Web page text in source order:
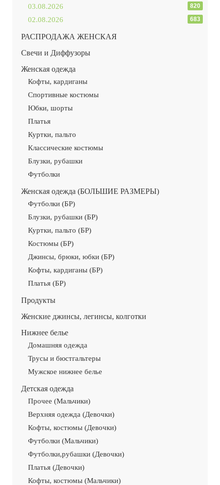
03.08.2026 820
02.08.2026 683
РАСПРОДАЖА ЖЕНСКАЯ
Свечи и Диффузоры
Женская одежда
Кофты, кардиганы
Спортивные костюмы
Юбки, шорты
Платья
Куртки, пальто
Классические костюмы
Блузки, рубашки
Футболки
Женская одежда (БОЛЬШИЕ РАЗМЕРЫ)
Футболки (БР)
Блузки, рубашки (БР)
Куртки, пальто (БР)
Костюмы (БР)
Джинсы, брюки, юбки (БР)
Кофты, кардиганы (БР)
Платья (БР)
Продукты
Женские джинсы, легинсы, колготки
Нижнее белье
Домашняя одежда
Трусы и бюстгальтеры
Мужское нижнее белье
Детская одежда
Прочее (Мальчики)
Верхняя одежда (Девочки)
Кофты, костюмы (Девочки)
Футболки (Мальчики)
Футболки,рубашки (Девочки)
Платья (Девочки)
Кофты, костюмы (Мальчики)